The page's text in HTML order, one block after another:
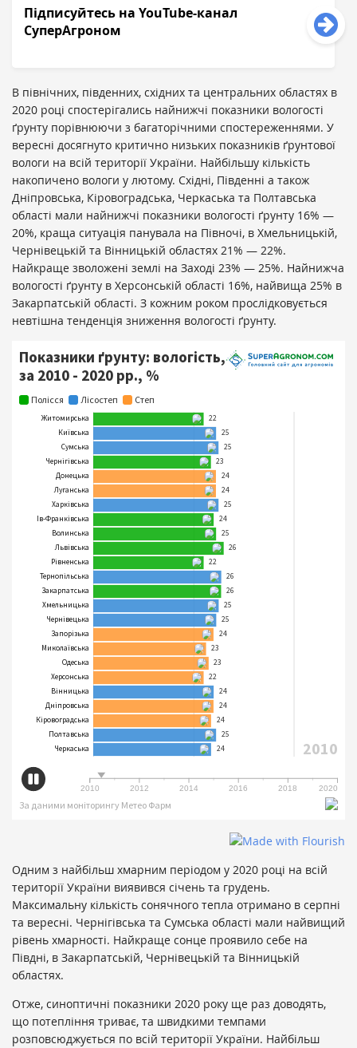
Підписуйтесь нa YouTube-кaнaл
СуперAгроном
В північних, південних, східних та центральних областях в
2020 році спостерігались найнижчі показники вологості
ґрунту порівнюючи з багаторічними спостереженнями. У
вересні досягнуто критично низьких показників ґрунтової
вологи на всій території України. Найбільшу кількість
накопичено вологи у лютому. Східні, Південні а також
Дніпровська, Кіровоградська, Черкаська та Полтавська
області мали найнижчі показники вологості ґрунту 16% —
20%, краща ситуація панувала на Півночі, в Хмельницькій,
Чернівецькій та Вінницькій областях 21% — 22%.
Найкраще зволожені землі на Заході 23% — 25%. Найнижча
вологості ґрунту в Херсонській області 16%, найвища 25% в
Закарпатській області. З кожним роком прослідковується
невтішна тенденція зниження вологості ґрунту.
Одним з найбільш хмарним періодом у 2020 році на всій
території України виявився січень та грудень.
Максимальну кількість сонячного тепла отримано в серпні
та вересні. Чернігівська та Сумська області мали найвищий
рівень хмарності. Найкраще сонце проявило себе на
Півдні, в Закарпатській, Чернівецькій та Вінницькій
областях.
Отже, синоптичні показники 2020 року ще раз доводять,
що потепління триває, та швидкими темпами
розповсюджується по всій території України. Найбільш